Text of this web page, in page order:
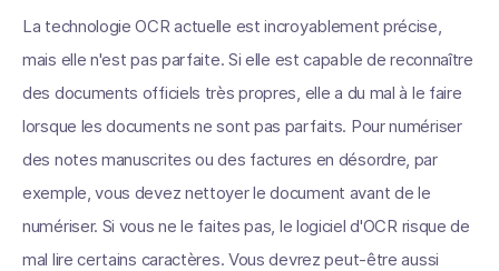
La technologie OCR actuelle est incroyablement précise,
mais elle n'est pas parfaite. Si elle est capable de reconnaître
des documents officiels très propres, elle a du mal à le faire
lorsque les documents ne sont pas parfaits. Pour numériser
des notes manuscrites ou des factures en désordre, par
exemple, vous devez nettoyer le document avant de le
numériser. Si vous ne le faites pas, le logiciel d'OCR risque de
mal lire certains caractères. Vous devrez peut-être aussi